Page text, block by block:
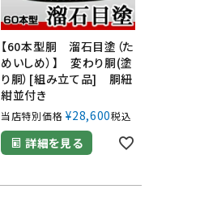
【60本型胴 溜石目塗（た
めいしめ）】 変わり胴(塗
り胴）[組み立て品] 胴紐
紺並付き
当店特別価格 ¥28,600税込
詳細を見る